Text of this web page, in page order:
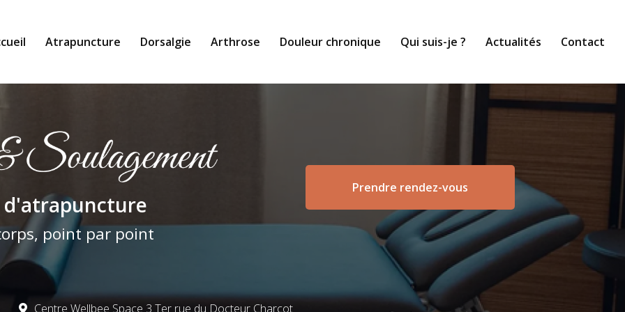
Atrapuncture Dorsalgie Arthrose Douleur chronique Qui suis-je ? Actualités Contact
d'atrapuncture
point par point
Prendre rendez-vous
Centre Wellbee Space 3 Ter rue du Docteur Charcot